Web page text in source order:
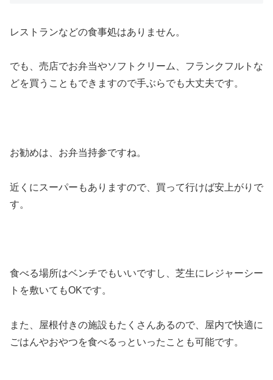
レストランなどの食事処はありません。
でも、売店でお弁当やソフトクリーム、フランクフルトな
どを買うこともできますので手ぶらでも大丈夫です。
お勧めは、お弁当持参ですね。
近くにスーパーもありますので、買って行けば安上がりで
す。
食べる場所はベンチでもいいですし、芝生にレジャーシー
トを敷いてもOKです。
また、屋根付きの施設もたくさんあるので、屋内で快適に
ごはんやおやつを食べるっといったことも可能です。